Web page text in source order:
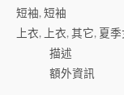
短袖, 短袖
上衣, 上衣, 其它, 夏
描述
額外資訊